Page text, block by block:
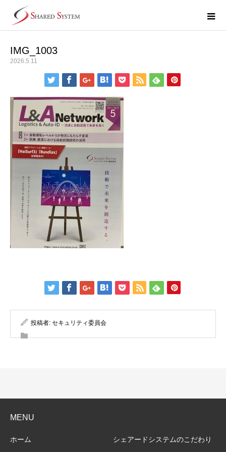
IMG_1003
2026.5.11
投稿者: セキュリティ委員会
MENU
ホーム シェアードシステムのこだわり